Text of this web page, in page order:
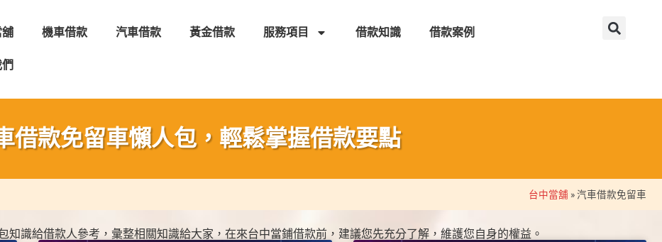
舖 機車借款 汽車借款 黃金借款 服務項目 借款知識 借款案例
借款免留車懶人包，輕鬆掌握借款要點
台中當舖 »汽車借款免留車
知識給借款人參考，彙整相關知識給大家，在來台中當鋪借款前，建議您先充分了解，維護您自身的權益。